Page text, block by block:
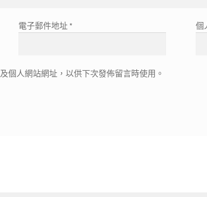
電子郵件地址 * 個
個人網站網址，以供下次發佈留言時使用。